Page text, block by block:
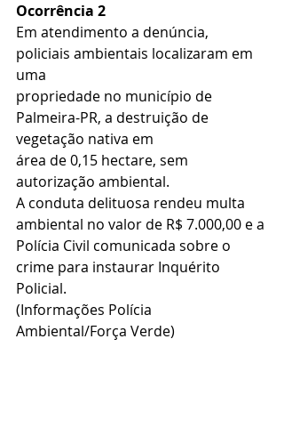
Ocorrência 2
Em atendimento a denúncia,
policiais ambientais localizaram em
uma
propriedade no município de
Palmeira-PR, a destruição de
vegetação nativa em
área de 0,15 hectare, sem
autorização ambiental.
A conduta delituosa rendeu multa
ambiental no valor de R$ 7.000,00 e a
Polícia Civil comunicada sobre o
crime para instaurar Inquérito
Policial.
(Informações Polícia
Ambiental/Força Verde)